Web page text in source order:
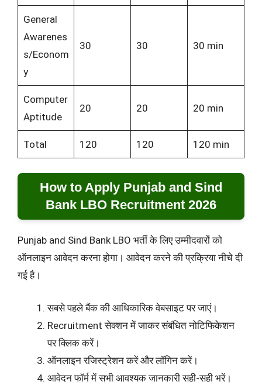
General
Awarenes
s/Econom
y
30 30 30 min
Computer
Aptitude
20 20 20 min
Total 120 120 120 min
How to Apply Punjab and Sind
Bank LBO Recruitment 2026
Punjab and Sind Bank LBO भर्ती के लिए उम्मीदवारों को
ऑनलाइन आवेदन करना होगा। आवेदन करने की प्रक्रिया नीचे दी
गई है।
सबसे पहले बैंक की आधिकारिक वेबसाइट पर जाएं।
Recruitment सेक्शन में जाकर संबंधित नोटिफिकेशन
पर क्लिक करें।
ऑनलाइन रजिस्ट्रेशन करें और लॉगिन करें।
आवेदन फॉर्म में सभी आवश्यक जानकारी सही-सही भरें।